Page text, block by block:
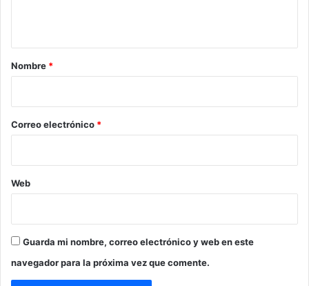
r
*
Nombre *
Correo electrónico *
Web
Guarda mi nombre, correo electrónico y web en este
navegador para la próxima vez que comente.